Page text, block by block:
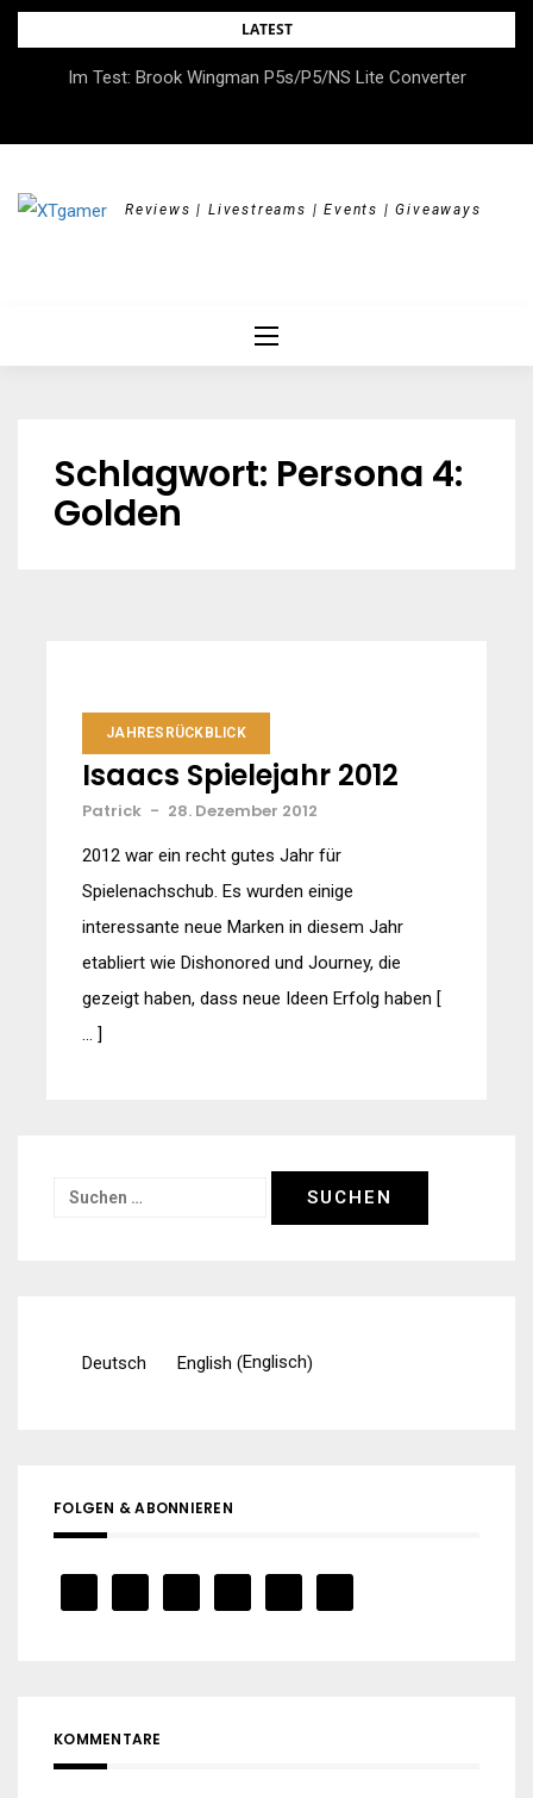
Skip
LATEST
Im Test: Brook Wingman P5s/P5/NS Lite Converter
DOK.fest München 2026 – Empowered, HerStory, Beyond
Reviews | Livestreams | Events | Giveaways
Schlagwort: Persona 4:
Golden
JAHRESRÜCKBLICK
Isaacs Spielejahr 2012
Patrick - 28. Dezember 2012
2012 war ein recht gutes Jahr für
Spielenachschub. Es wurden einige
interessante neue Marken in diesem Jahr
etabliert wie Dishonored und Journey, die
gezeigt haben, dass neue Ideen Erfolg haben [
… ]
Suchen
Deutsch English (Englisch)
FOLGEN & ABONNIEREN
KOMMENTARE